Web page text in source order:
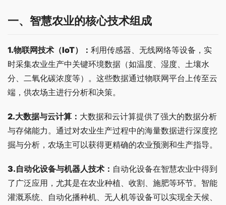
一、 智慧农业的核心技术组成
1.物联网技术（IoT） ： 利用传感器、无线网络等设备，实
时采集农业生产中关键环境数据（如温度、湿度、土壤水
分、二氧化碳浓度等）。这些数据通过物联网平台上传至云
端，供农场主进行分析和决策。
2.大数据与云计算 ： 大数据和云计算提供了强大的数据分析
与存储能力。通过对农业生产过程中的海量数据进行深度挖
掘与分析，农场主可以获得更精确的农业预测和生产指导。
3.自动化设备与机器人技术 ： 自动化设备在智慧农业中得到
了广泛应用，尤其是在农业种植、收割、施肥等环节。智能
灌溉系统、自动化播种机、无人机等设备可以实现全天候、